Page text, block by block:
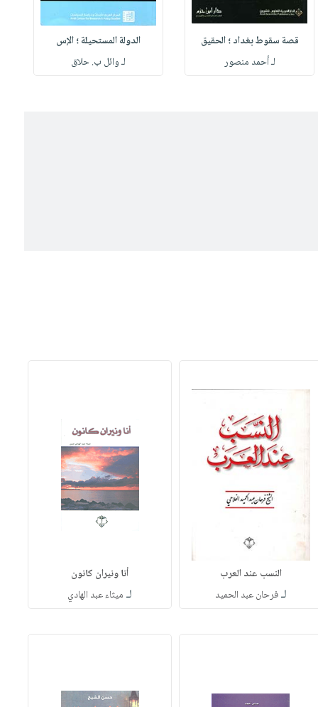
قصة سقوط بغداد ؛ الحقيق
لـ أحمد منصور
الدولة المستحيلة ؛ الإس
لـ وائل ب. حلاق
النسب عند العرب
لـفرحان عبد الحميد
أنا ونيران كانون
لـ ميثاء عبد الهادي